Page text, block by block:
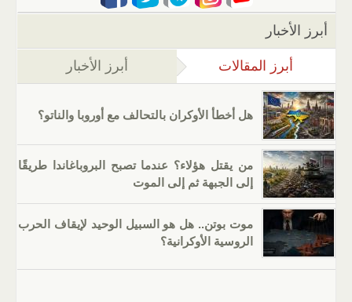
أبرز الأخبار
أبرز المقالات (علامة التبويب النشطة)
أبرز الأخبار
هل أخطأ الأوكران بالتحالف مع أوروبا والناتو؟
من يقتل هؤلاء؟ عندما تصبح البروباغاندا طريقًا
إلى الجبهة ثم إلى الموت
موت بوتن.. هل هو السبيل الوحيد لإيقاف الحرب
الروسية الأوكرانية؟